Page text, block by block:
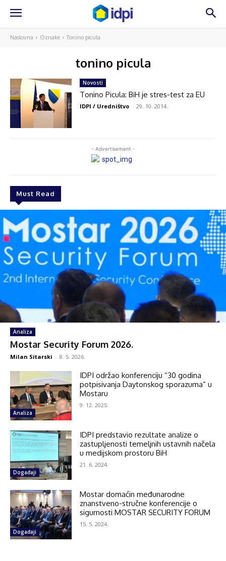
Naslovna Oznake Tonino picula
tonino picula
- Advertisement -
Must Read
Analiza
Mostar Security Forum 2026.
Milan Sitarski - 8. 5. 2026.
Analiza
IDPI održao konferenciju “30 godina
potpisivanja Daytonskog sporazuma” u
Mostaru
9. 12. 2025.
Događaji
IDPI predstavio rezultate analize o
zastupljenosti temeljnih ustavnih načela
u medijskom prostoru BiH
21. 6. 2024.
Događaji
Mostar domaćin međunarodne
znanstveno-stručne konferencije o
sigurnosti MOSTAR SECURITY FORUM
15. 5. 2024.
Novosti
Tonino Picula: BiH je stres-test za EU
IDPI / Uredništvo - 29. 10. 2014.